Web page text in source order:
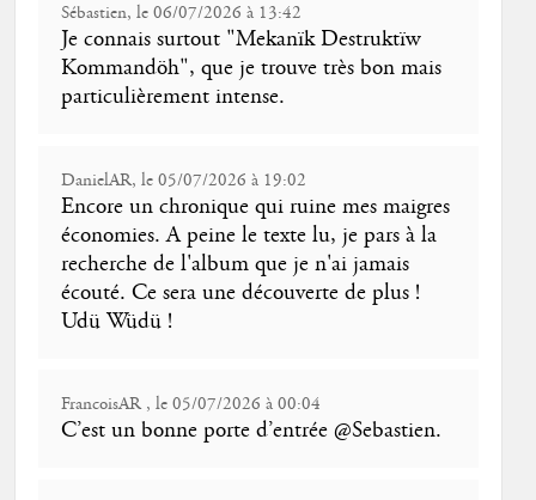
Sébastien, le 06/07/2026 à 13:42
Je connais surtout "Mekanïk Destruktïw
Kommandöh", que je trouve très bon mais
particulièrement intense.
DanielAR, le 05/07/2026 à 19:02
Encore un chronique qui ruine mes maigres
économies. A peine le texte lu, je pars à la
recherche de l'album que je n'ai jamais
écouté. Ce sera une découverte de plus !
Udü Wüdü !
FrancoisAR , le 05/07/2026 à 00:04
C’est un bonne porte d’entrée @Sebastien.